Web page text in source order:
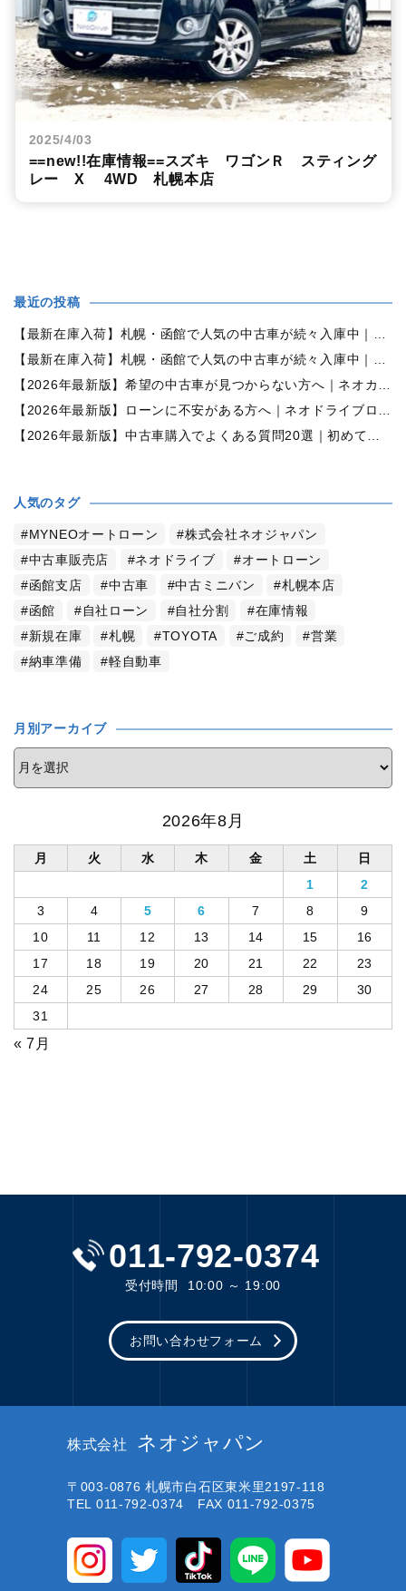
2025/4/03
==new!!在庫情報==スズキ ワゴンＲ スティング
レー X 4WD 札幌本店
最近の投稿
【最新在庫入荷】札幌・函館で人気の中古車が続々入庫中｜早い者勝ち！【ダイハツ ミラココア660プラスX 4WD】
【最新在庫入荷】札幌・函館で人気の中古車が続々入庫中｜早い者勝ち！【ホンダ N-BOX660カスタムG Lパッケージ 4WD】
【2026年最新版】希望の中古車が見つからない方へ｜ネオカーオーダーで理想の一台を全国からお探しします
【2026年最新版】ローンに不安がある方へ｜ネオドライブローンの窓口で新しいカーライフをサポート
【2026年最新版】中古車購入でよくある質問20選｜初めての方でも失敗しない完全ガイド【札幌・北海道対応】
人気のタグ
MYNEOオートローン
株式会社ネオジャパン
中古車販売店
ネオドライブ
オートローン
函館支店
中古車 中古ミニバン
札幌本店
函館
自社ローン 自社分割
在庫情報
新規在庫
札幌 TOYOTA ご成約
営業
納車準備
軽自動車
月別アーカイブ
2026年8月
月 火 水 木 金 土
日
1
2
3
4 5 6 7 8
9
10
11 12 13 14 15
16
17
18 19 20 21 22
23
24
25 26 27 28 29
30
31
« 7月
011-792-0374
受付時間 10:00 ～ 19:00
お問い合わせフォーム
株式会社 ネオジャパン
〒003-0876 札幌市白石区東米里2197-118
TEL 011-792-0374 FAX 011-792-0375